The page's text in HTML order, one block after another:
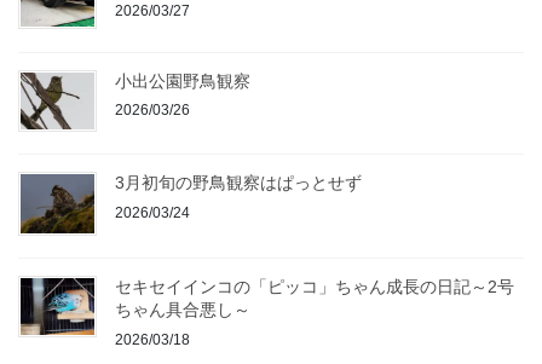
2026/03/27
小出公園野鳥観察
2026/03/26
3月初旬の野鳥観察はぱっとせず
2026/03/24
セキセイインコの「ピッコ」ちゃん成長の日記～2号
ちゃん具合悪し～
2026/03/18